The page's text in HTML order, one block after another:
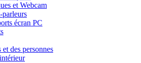
et Webcam
parleurs
écran PC
et des personnes